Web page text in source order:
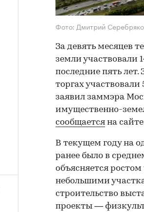
Фото: Дмитрий
За девять месяцев
земли участвовали
последние пять
торгах
заявил заммэра
имущественно-
сообщается на
В текущем году на
ранее было в
объясняется
небольшими
строительство
проекты —